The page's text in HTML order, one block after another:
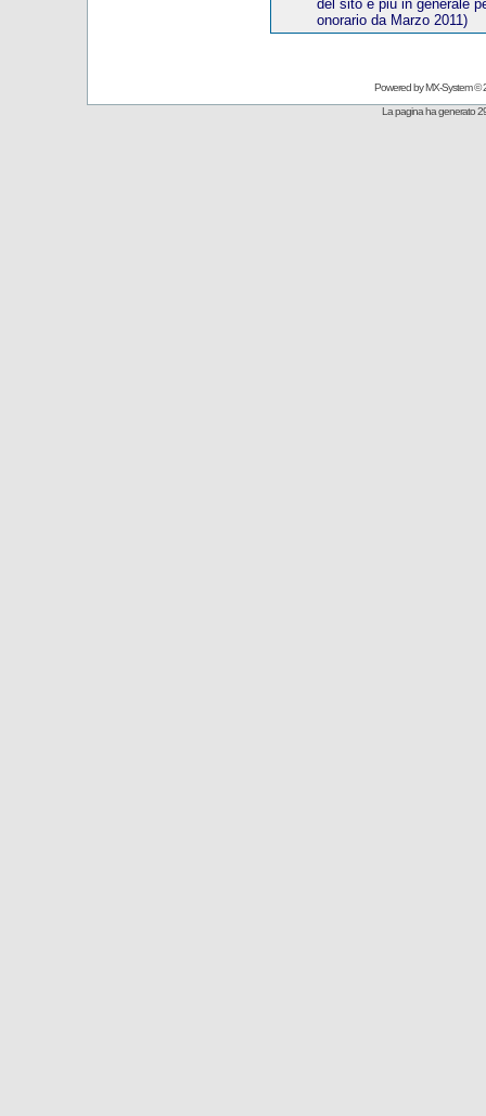
del sito e più in generale
onorario da Marzo 2011)
Powered byMX-System©
La pagina ha generato